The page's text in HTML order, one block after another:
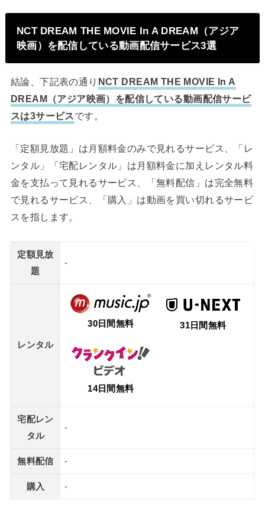
NCT DREAM THE MOVIE In A DREAM（アジア
映画）を配信している動画配信サービス3選
結論、下記表の通り NCT DREAM THE MOVIE In A
DREAM（アジア映画）を配信している動画配信サービ
スは3サービスです。
「定額見放題」は月額料金のみで見れるサービス、「レ
ンタル」「宅配レンタル」は月額料金に加えレンタル料
金を支払って見れるサービス、「無料配信」は完全無料
で見れるサービス、「購入」は動画を買い切れるサービ
スを指します。
定額見放
題
-
レンタル
30日間無料 31日間無料
14日間無料
宅配レン
タル
-
無料配信 -
購入 -